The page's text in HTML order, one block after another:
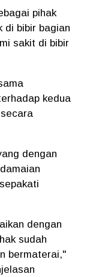
pihak
di bibir bagian
sakit di bibir
kedua
dengan
dengan
sudah
bermaterai,"